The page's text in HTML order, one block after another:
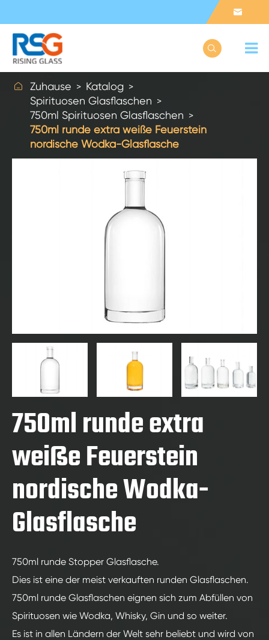


 Zuhause
Katalog
Spirituosen Glasflaschen
750ml Spirituosen Glasflaschen
750ml runde extra weiße Feuerstein
nordische Wodka-Glasflasche
750ml runde extra
weiße Feuerstein
nordische Wodka-
Glasflasche
750ml runde Stopper Glasflasche.
Dies ist eine der meist verkauften runden Glasflaschen.
750ml runde Glasflaschen eignen sich zum Abfüllen von
Spirituosen wie Wodka, Whisky, Gin und so weiter.
Es ist in allen Ländern der Welt sehr beliebt und wird von